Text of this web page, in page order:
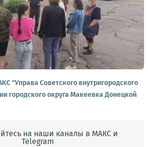
"Управа Советского внутригородского
городского округа Макеевка Донецкой
на наши каналы в МАКС и
Telegram